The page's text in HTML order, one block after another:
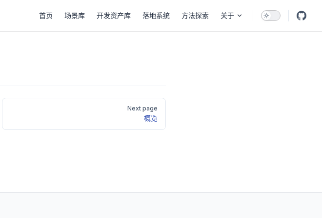
首页 场景库 开发资产库 落地系统 方法探索 关于
Next page
概览